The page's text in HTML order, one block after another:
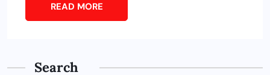
READ MORE
Search